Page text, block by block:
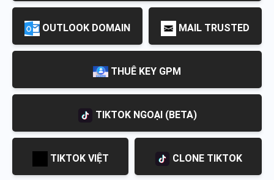
OUTLOOK DOMAIN MAIL TRUSTED
THUÊ KEY GPM
TIKTOK NGOẠI (BETA)
TIKTOK VIỆT CLONE TIKTOK